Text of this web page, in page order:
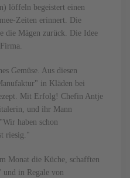
löffeln begeistert einen
Zeiten erinnert. Die
die Mägen zurück. Die Idee
Gemüse. Aus diesen
in Kläden bei
Mit Erfolg! Chefin Antje
und ihr Mann
haben schon
riesig."
Monat die Küche, schafften
in Regale von